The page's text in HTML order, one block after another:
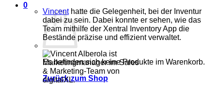
0
Es befinden sich keine Produkte im Warenkorb.
Zurück zum Shop
Vincenthatte die Gelegenheit, bei der Inventur
dabei zu sein. Dabei konnte er sehen, wie das
Team mithilfe der Xentral Inventory App die
Bestände präzise und effizient verwaltet.